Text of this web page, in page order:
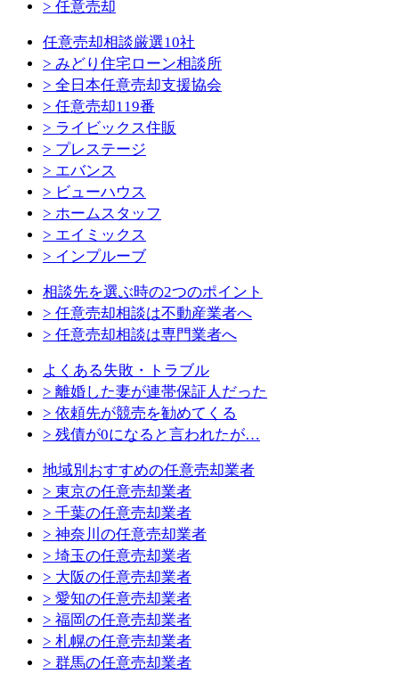
> 任意売却
任意売却相談厳選10社
> みどり住宅ローン相談所
> 全日本任意売却支援協会
> 任意売却119番
> ライビックス住販
> プレステージ
> エバンス
> ビューハウス
> ホームスタッフ
> エイミックス
> インプルーブ
相談先を選ぶ時の2つのポイント
> 任意売却相談は不動産業者へ
> 任意売却相談は専門業者へ
よくある失敗・トラブル
> 離婚した妻が連帯保証人だった
> 依頼先が競売を勧めてくる
> 残債が0になると言われたが…
地域別おすすめの任意売却業者
> 東京の任意売却業者
> 千葉の任意売却業者
> 神奈川の任意売却業者
> 埼玉の任意売却業者
> 大阪の任意売却業者
> 愛知の任意売却業者
> 福岡の任意売却業者
> 札幌の任意売却業者
> 群馬の任意売却業者